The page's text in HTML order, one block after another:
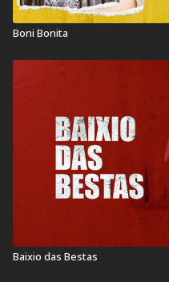
Boni Bonita
Baixio das Bestas